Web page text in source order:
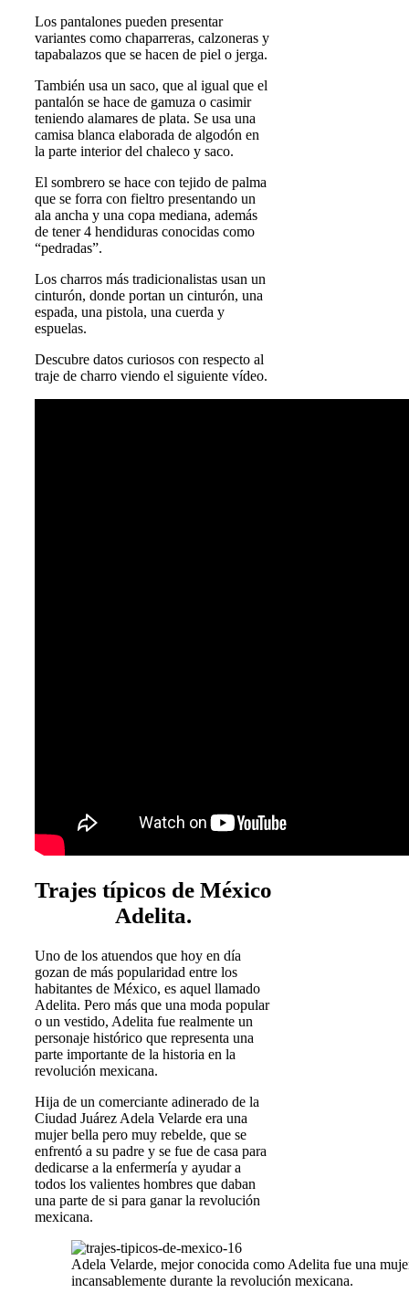
Los pantalones pueden presentar
variantes como chaparreras, calzoneras y
tapabalazos que se hacen de piel o jerga.
También usa un saco, que al igual que el
pantalón se hace de gamuza o casimir
teniendo alamares de plata. Se usa una
camisa blanca elaborada de algodón en
la parte interior del chaleco y saco.
El sombrero se hace con tejido de palma
que se forra con fieltro presentando un
ala ancha y una copa mediana, además
de tener 4 hendiduras conocidas como
“pedradas”.
Los charros más tradicionalistas usan un
cinturón, donde portan un cinturón, una
espada, una pistola, una cuerda y
espuelas.
Descubre datos curiosos con respecto al
traje de charro viendo el siguiente vídeo.
Trajes típicos de México
Adelita.
Uno de los atuendos que hoy en día
gozan de más popularidad entre los
habitantes de México, es aquel llamado
Adelita. Pero más que una moda popular
o un vestido, Adelita fue realmente un
personaje histórico que representa una
parte importante de la historia en la
revolución mexicana.
Hija de un comerciante adinerado de la
Ciudad Juárez Adela Velarde era una
mujer bella pero muy rebelde, que se
enfrentó a su padre y se fue de casa para
dedicarse a la enfermería y ayudar a
todos los valientes hombres que daban
una parte de si para ganar la revolución
mexicana.
Adela Velarde, mejor conocida como Adelita fue una
incansablemente durante la revolución mexicana.